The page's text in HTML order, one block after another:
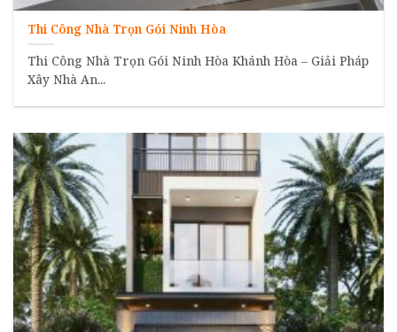
Thi Công Nhà Trọn Gói Ninh Hòa
Thi Công Nhà Trọn Gói Ninh Hòa Khánh Hòa – Giải Pháp
Xây Nhà An...